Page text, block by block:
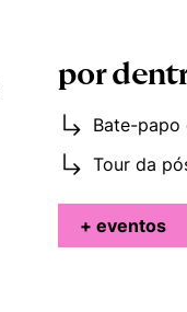
por
Bate-papo
Tour da
+ eventos